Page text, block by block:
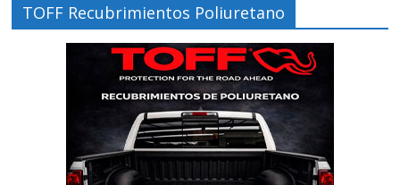
TOFF Recubrimientos Poliuretano